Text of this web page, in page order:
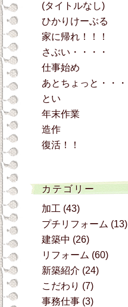
(タイトルなし)
ひかりけーぶる
家に帰れ！！！
さぶい・・・・
仕事始め
あとちょっと・・・
とい
年末作業
造作
復活！！
カテゴリー
加工 (43)
プチリフォーム (13)
建築中 (26)
リフォーム (60)
新築紹介 (24)
こだわり (7)
事務仕事 (3)